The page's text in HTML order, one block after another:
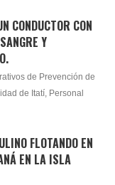
CONDUCTOR CON
Y
de Prevención de
de Itatí, Personal
FLOTANDO EN
EN LA ISLA